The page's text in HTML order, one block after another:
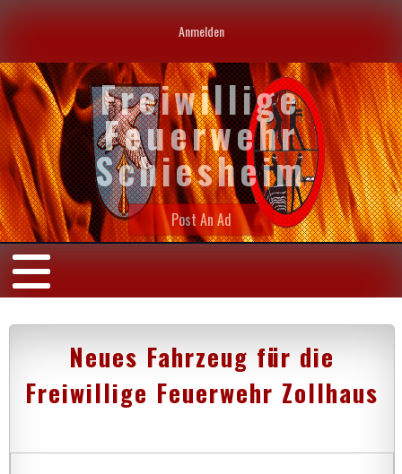
Anmelden
Freiwillige
Feuerwehr
Schiesheim
Post An Ad
Neues Fahrzeug für die
Freiwillige Feuerwehr Zollhaus